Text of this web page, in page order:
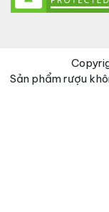
Sản phẩm rượu